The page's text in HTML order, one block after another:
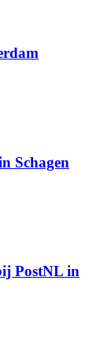
Schagen
PostNL in